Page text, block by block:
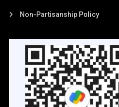
Non-Partisanship Policy